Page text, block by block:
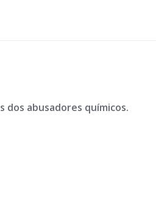
dos abusadores químicos.